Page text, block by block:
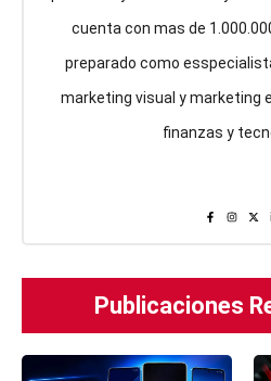
cuenta con mas de
preparado como
marketing visual y marketing
finanzas y
Publicaciones